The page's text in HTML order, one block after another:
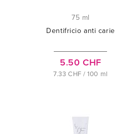
75 ml
Dentifricio anti carie
5.50 CHF
7.33 CHF / 100 ml